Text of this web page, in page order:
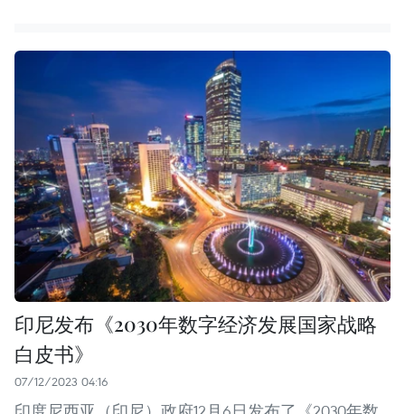
印尼发布《2030年数字经济发展国家战略
白皮书》
07/12/2023 04:16